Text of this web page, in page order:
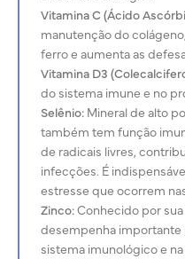
Vitamina C (Ácido
manutenção do
ferro e aumenta as
Vitamina D3
do sistema imune e no
Selênio:Mineral de alto
também tem função
de radicais livres,
infecções. É
estresse que ocorrem
Zinco:Conhecido por
desempenha importante
sistema imunológico e